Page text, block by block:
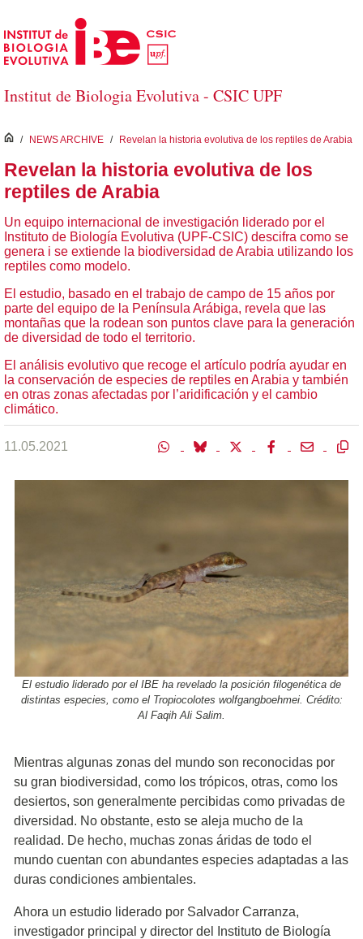
Saltar al contenido principal
Institut de Biologia Evolutiva - CSIC UPF
inici
/ NEWS ARCHIVE / Revelan la historia evolutiva de los reptiles de Arabia
Revelan la historia evolutiva de los
reptiles de Arabia
Un equipo internacional de investigación liderado por el
Instituto de Biología Evolutiva (UPF-CSIC) descifra como se
genera i se extiende la biodiversidad de Arabia utilizando los
reptiles como modelo.
El estudio, basado en el trabajo de campo de 15 años por
parte del equipo de la Península Arábiga, revela que las
montañas que la rodean son puntos clave para la generación
de diversidad de todo el territorio.
El análisis evolutivo que recoge el artículo podría ayudar en
la conservación de especies de reptiles en Arabia y también
en otras zonas afectadas por l’aridificación y el cambio
climático.
11.05.2021
El estudio liderado por el IBE ha revelado la posición filogenética de
distintas especies, como el Tropiocolotes wolfgangboehmei. Crédito:
Al Faqih Ali Salim.
Mientras algunas zonas del mundo son reconocidas por
su gran biodiversidad, como los trópicos, otras, como los
desiertos, son generalmente percibidas como privadas de
diversidad. No obstante, esto se aleja mucho de la
realidad. De hecho, muchas zonas áridas de todo el
mundo cuentan con abundantes especies adaptadas a las
duras condiciones ambientales.
Ahora un estudio liderado por Salvador Carranza,
investigador principal y director del Instituto de Biología